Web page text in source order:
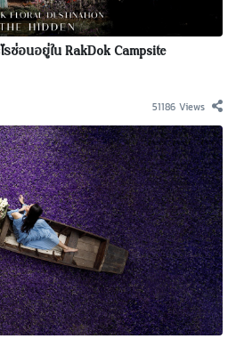
ซ่อนอยู่ใน RakDok Campsite
51186 Views